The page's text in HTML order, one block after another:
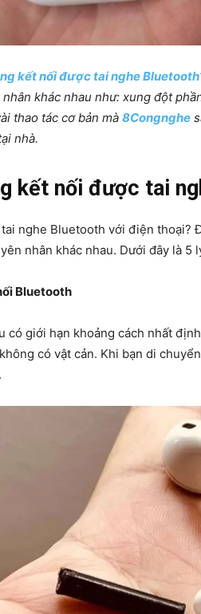
kết nối được tai nghe Bluetooth
khác nhau như: xung đột
thao tác cơ bản mà 8Congnghe
nhà.
kết nối được tai
nghe Bluetooth với điện thoại?
nhân khác nhau. Dưới đây là 5
Bluetooth
có giới hạn khoảng cách nhất
có vật cản. Khi bạn di